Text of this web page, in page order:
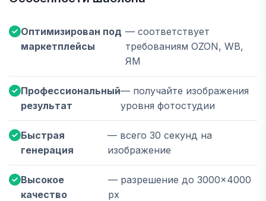
Оптимизирован под
маркетплейсы
— соответствует
требованиям OZON, WB,
ЯМ
Профессиональный
результат
— получайте изображения
уровня фотостудии
Быстрая
генерация
— всего 30 секунд на
изображение
Высокое
качество
— разрешение до 3000×4000
px